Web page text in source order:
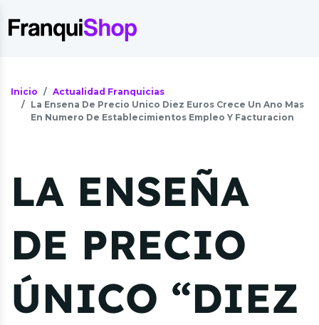
Inicio
Actualidad Franquicias
La Ensena De Precio Unico Diez Euros Crece Un Ano Mas
En Numero De Establecimientos Empleo Y Facturacion
LA ENSEÑA
DE PRECIO
ÚNICO “DIEZ